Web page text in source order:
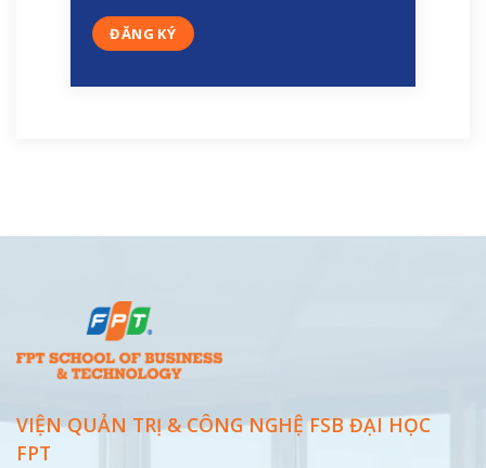
VIỆN QUẢN TRỊ & CÔNG NGHỆ FSB ĐẠI HỌC
FPT